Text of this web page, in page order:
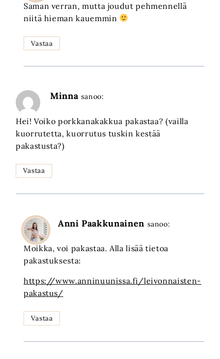
Saman verran, mutta joudut pehmennellä
niitä hieman kauemmin
Vastaa
Minna sanoo:
Hei! Voiko porkkanakakkua pakastaa? (vailla
kuorrutetta, kuorrutus tuskin kestää
pakastusta?)
Vastaa
Anni Paakkunainen sanoo:
Moikka, voi pakastaa. Alla lisää tietoa
pakastuksesta:
https://www.anninuunissa.fi/leivonnaisten-
pakastus/
Vastaa